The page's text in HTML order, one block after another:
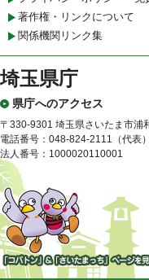
著作権・リンクについて
関係機関リンク集
埼玉県庁
県庁へのアクセス
〒330-9301 埼玉県さいたま市浦
電話番号：048-824-2111（代表）
法人番号：1000020110001
「コバトン」&「さいたまっ